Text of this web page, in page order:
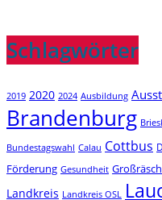
Schlagwörter
2019 2020 2024 Ausbildung
Brandenburg
Bundestagswahl Calau Cottbus
Förderung Gesundheit
Landkreis Landkreis OSL